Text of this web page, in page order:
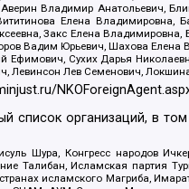
Владимир Анатольевич,
Елена Владимировна,
Закс Елена
Вадим Юрьевич, Шахова Елена
Ефимович, Сухих Дарья
Левинсон Лев Семенович,
список организаций, в
Шура, Конгресс народов
Талибан, Исламская партия
исламского Магриба,